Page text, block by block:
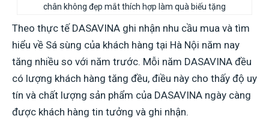
chân không đẹp mắt thích hợp làm quà biếu tặng
Theo thực tế DASAVINA ghi nhận nhu cầu mua và tìm
hiểu về Sá sùng của khách hàng tại Hà Nội năm nay
tăng nhiều so với năm trước. Mỗi năm DASAVINA đều
có lượng khách hàng tăng đều, điều này cho thấy độ uy
tín và chất lượng sản phẩm của DASAVINA ngày càng
được khách hàng tin tưởng và ghi nhận.